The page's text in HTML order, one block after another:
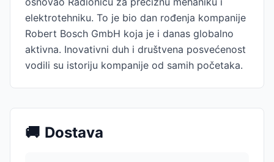
elektrotehniku. To je bio dan rođenja kompanije
Robert Bosch GmbH koja je i danas globalno
aktivna. Inovativni duh i društvena posvećenost
vodili su istoriju kompanije od samih početaka.
🚚 Dostava